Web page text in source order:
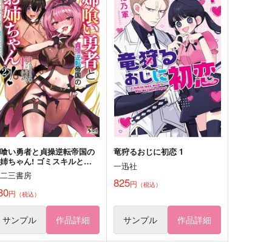
ン審神者と誉リクエスト
委員会with Famiry
ポテト
円（税込）
剣乱舞 加州清光
乱藤四郎
神者
サンプル カート
オカン審神者大侵寇七年振本
丸に帰る。
いもポテト
990円（税込）
刀剣乱舞 蛍丸
蜂須賀虎徹
審神者
サンプル カート
い勇者と貞操逆転帝国の
ちゃん! ゴミスキルとバ
され続けた姉喰いギフト
年、スキル覚醒し帝国最
大女将軍を堕としまく
2
三書房
円 （税込）
サンプル 作品詳細
竜狩るおじに初恋 1
一迅社
825円 （税込）
サンプル 作品詳細